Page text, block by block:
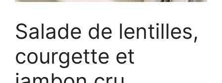
Salade de lentilles,
courgette et